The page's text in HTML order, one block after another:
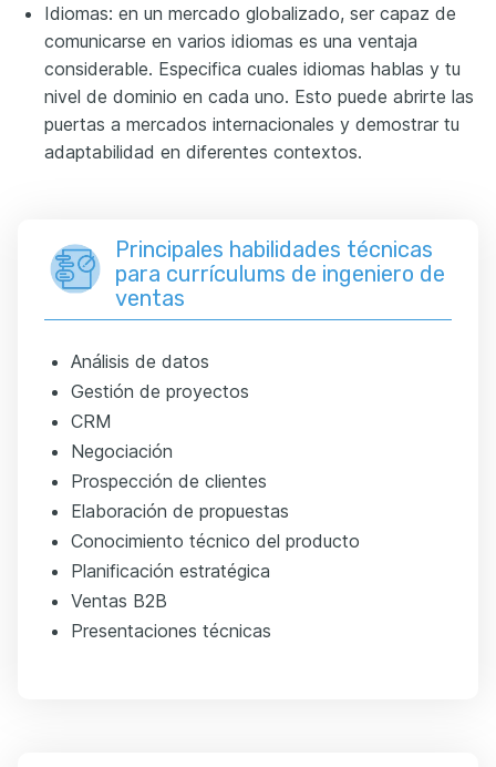
Idiomas: en un mercado globalizado, ser capaz de
comunicarse en varios idiomas es una ventaja
considerable. Especifica cuales idiomas hablas y tu
nivel de dominio en cada uno. Esto puede abrirte las
puertas a mercados internacionales y demostrar tu
adaptabilidad en diferentes contextos.
Principales habilidades técnicas
para currículums de ingeniero de
ventas
Análisis de datos
Gestión de proyectos
CRM
Negociación
Prospección de clientes
Elaboración de propuestas
Conocimiento técnico del producto
Planificación estratégica
Ventas B2B
Presentaciones técnicas